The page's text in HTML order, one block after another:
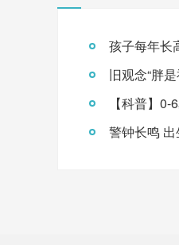
孩子每年长
旧观念“胖